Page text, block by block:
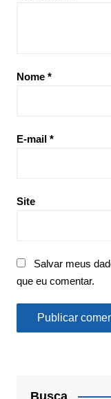
Nome *
E-mail *
Site
Salvar meus
que eu comentar.
Busca